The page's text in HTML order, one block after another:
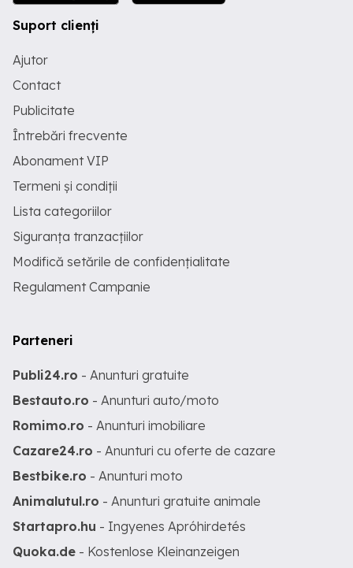
Suport clienți
Ajutor
Contact
Publicitate
Întrebări frecvente
Abonament VIP
Termeni și condiții
Lista categoriilor
Siguranța tranzacțiilor
Modifică setările de confidențialitate
Regulament Campanie
Parteneri
Publi24.ro - Anunturi gratuite
Bestauto.ro - Anunturi auto/moto
Romimo.ro - Anunturi imobiliare
Cazare24.ro - Anunturi cu oferte de cazare
Bestbike.ro - Anunturi moto
Animalutul.ro - Anunturi gratuite animale
Startapro.hu - Ingyenes Apróhirdetés
Quoka.de - Kostenlose Kleinanzeigen